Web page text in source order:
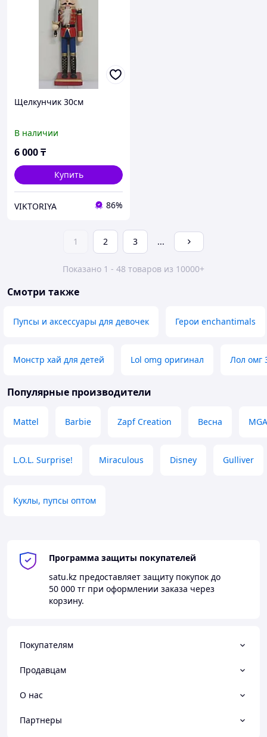
Щелкунчик 30см
В наличии
6 000₸
Купить
VIKTORIYA 86%
1 2 3 ...
Показано 1 - 48 товаров из 10000+
Смотри также
Пупсы и аксессуары для девочек Герои enchantimals
Монстр хай для детей Lol omg оригинал Лол омг
Популярные производители
Mattel Barbie Zapf Creation Весна MGA
L.O.L. Surprise! Miraculous Disney Gulliver
Куклы, пупсы оптом
Программа защиты покупателей
satu.kz предоставляет защиту покупок до
50 000 тг при оформлении заказа через
корзину.
Покупателям
Продавцам
О нас
Партнеры